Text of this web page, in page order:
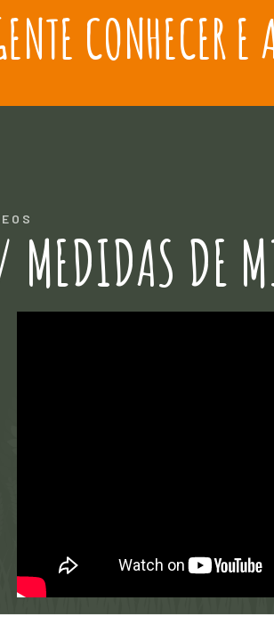
CONHECER E
MEDIDAS DE